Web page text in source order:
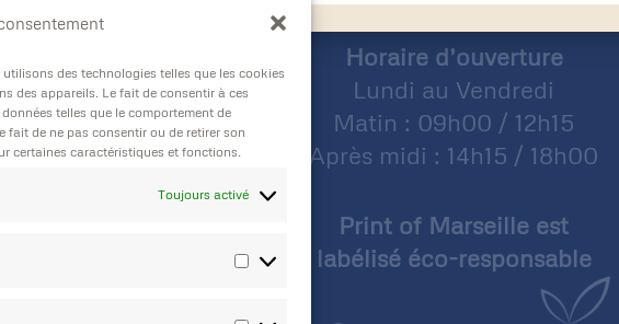
des technologies telles que les cookies
des appareils. Le fait de consentir à ces
telles que le comportement de
de ne pas consentir ou de retirer son
certaines caractéristiques et fonctions.
Toujours activé
Horaire d’ouverture
Lundi au Vendredi
Matin : 09h00 / 12h15
Après midi : 14h15 / 18h00
Print of Marseille est
labélisé éco-responsable